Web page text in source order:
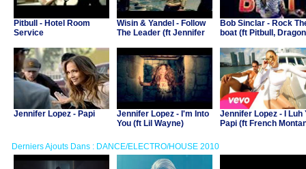
Pitbull - Hotel Room
Service
Wisin & Yandel - Follow
The Leader (ft Jennifer
Bob Sinclar - Rock
boat (ft Pitbull,
Jennifer Lopez - Papi
Jennifer Lopez - I'm Into
You (ft Lil Wayne)
Jennifer Lopez - I Luh
Papi (ft French
Derniers Ajouts Dans : DANCE/ELECTRO/HOUSE 2010